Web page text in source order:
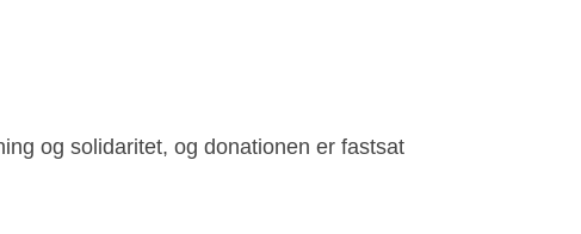
og solidaritet, og donationen er fastsat